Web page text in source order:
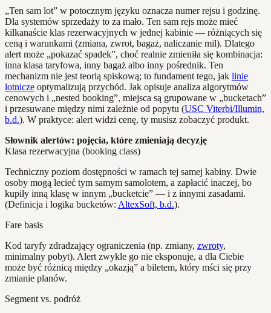
„Ten sam lot” w potocznym języku oznacza numer rejsu i godzinę.
Dla systemów sprzedaży to za mało. Ten sam rejs może mieć
kilkanaście klas rezerwacyjnych w jednej kabinie — różniących się
ceną i warunkami (zmiana, zwrot, bagaż, naliczanie mil). Dlatego
alert może „pokazać spadek”, choć realnie zmieniła się kombinacja:
inna klasa taryfowa, inny bagaż albo inny pośrednik. Ten
mechanizm nie jest teorią spiskową; to fundament tego, jak linie
lotnicze optymalizują przychód. Jak opisuje analiza algorytmów
cenowych i „nested booking”, miejsca są grupowane w „bucketach”
i przesuwane między nimi zależnie od popytu (USC Viterbi/Illumin,
b.d.). W praktyce: alert widzi cenę, ty musisz zobaczyć produkt.
Słownik alertów: pojęcia, które zmieniają decyzję
Klasa rezerwacyjna (booking class)
Techniczny poziom dostępności w ramach tej samej kabiny. Dwie
osoby mogą lecieć tym samym samolotem, a zapłacić inaczej, bo
kupiły inną klasę w innym „bucketcie” — i z innymi zasadami.
(Definicja i logika bucketów: AltexSoft, b.d.).
Fare basis
Kod taryfy zdradzający ograniczenia (np. zmiany, zwroty,
minimalny pobyt). Alert zwykle go nie eksponuje, a dla Ciebie
może być różnicą między „okazją” a biletem, który mści się przy
zmianie planów.
Segment vs. podróż